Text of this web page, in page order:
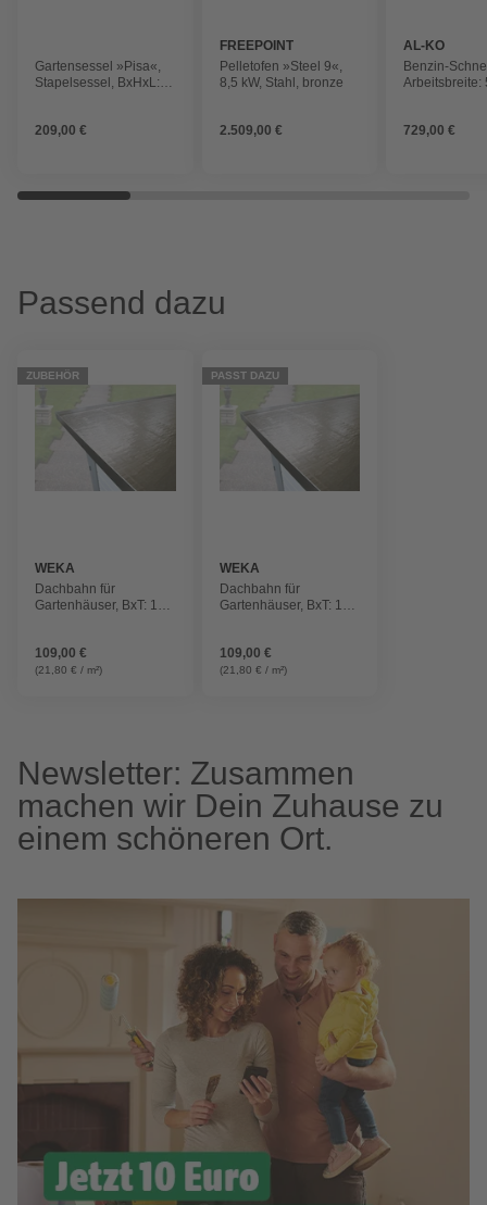
Gartensessel »Pisa«,
Stapelsessel, BxHxL:
209,00 €
FREEPOINT
Pelletofen »Steel 9«,
8,5 kW, Stahl, bronze
2.509,00 €
AL-KO
Benzin-
Arbeitsbreite:
729,00 €
Passend dazu
ZUBEHÖR
WEKA
Dachbahn für
Gartenhäuser, BxT: 100
109,00 €
(21,80 € / m²)
PASST DAZU
WEKA
Dachbahn für
Gartenhäuser, BxT: 100
109,00 €
(21,80 € / m²)
Newsletter: Zusammen
machen wir Dein Zuhause zu
einem schöneren Ort.